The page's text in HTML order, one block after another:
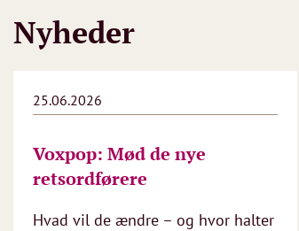
Nyheder
25.06.2026
Voxpop: Mød de nye
retsordførere
Hvad vil de ændre – og hvor halter